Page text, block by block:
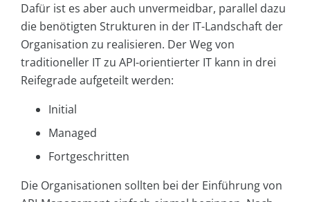
Dafür ist es aber auch unvermeidbar, parallel dazu
die benötigten Strukturen in der IT-Landschaft der
Organisation zu realisieren. Der Weg von
traditioneller IT zu API-orientierter IT kann in drei
Reifegrade aufgeteilt werden:
Initial
Managed
Fortgeschritten
Die Organisationen sollten bei der Einführung von